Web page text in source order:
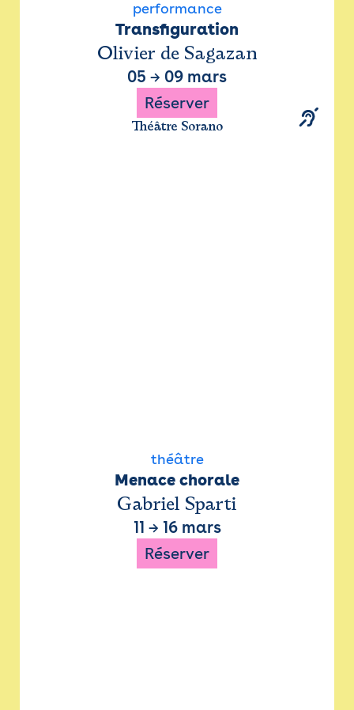
performance
Transfiguration
Olivier de Sagazan
05 → 09 mars
Réserver
Théâtre Sorano
théâtre
Menace chorale
Gabriel Sparti
11 → 16 mars
Réserver